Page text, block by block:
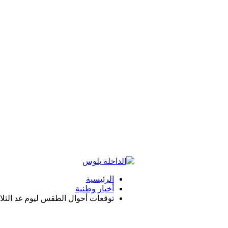
الرئيسية
أخبار وطنية
توقعات أحوال الطقس ليوم غد الثلاثاء 7